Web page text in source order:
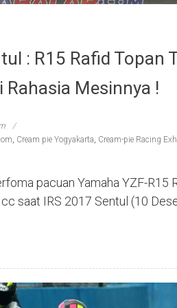
: R15 Rafid Topan
Rahasia Mesinnya !
, Cream pie Yogyakarta, Cream-pie Racing
pacuan Yamaha YZF-
saat IRS 2017 Sentul (10